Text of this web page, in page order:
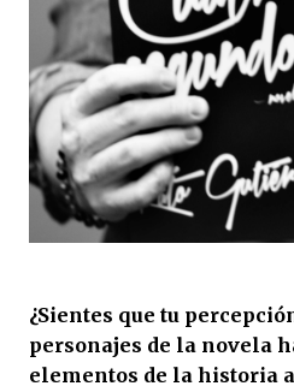
¿Sientes que tu
personajes de la novela
elementos de la historia